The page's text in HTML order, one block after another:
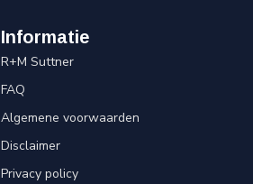
Informatie
R+M Suttner
FAQ
Algemene voorwaarden
Disclaimer
Privacy policy